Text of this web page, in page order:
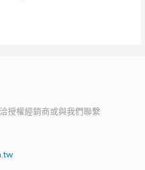
授權經銷商或與我們聯繫